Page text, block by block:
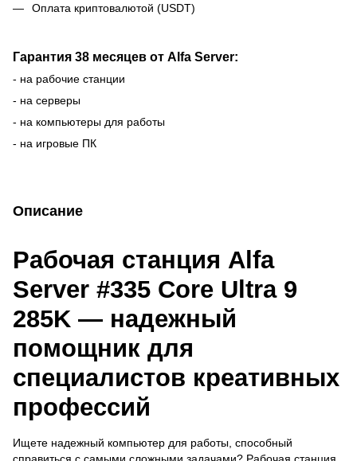
Оплата криптовалютой (USDT)
Гарантия 38 месяцев от Alfa Server:
- на рабочие станции
- на серверы
- на компьютеры для работы
- на игровые ПК
Описание
Рабочая станция Alfa
Server #335 Core Ultra 9
285K — надежный
помощник для
специалистов креативных
профессий
Ищете надежный компьютер для работы, способный